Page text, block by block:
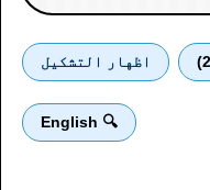
اظهار التشكيل
🔍 English